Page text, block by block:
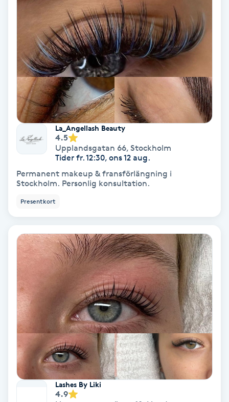
Fransborttagning
Fransfärgning
Fransförlängning
Fransförlängning Megavolym
Fransförlängning Volym
Fransk manikyr
Fransrengöring
Frekvensterapi
Friskvård
Friskvårdsmassage
Frisör
Funktionsanalys
La_Angellash Beauty
4.5
Upplandsgatan 66, Stockholm
Tider fr. 12:30, ons 12 aug.
Permanent makeup & fransförlängning i
Stockholm. Personlig konsultation.
Presentkort
Lashes By Liki
4.9